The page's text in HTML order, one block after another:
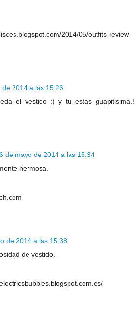
2014/05/outfits-review-
de 2014 a las 15:26
el vestido :) y tu estas guapitisima.!
6 de mayo de 2014 a las 15:34
hermosa.
de 2014 a las 15:38
de vestido.